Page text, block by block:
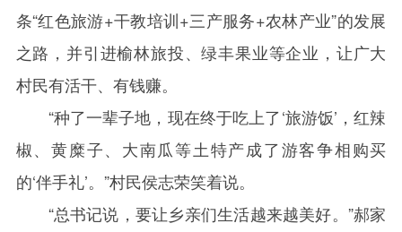
条“红色旅游+干教培训+三产服务+农林产业”的发展
之路，并引进榆林旅投、绿丰果业等企业，让广大
村民有活干、有钱赚。
“种了一辈子地，现在终于吃上了‘旅游饭’，红辣
椒、黄糜子、大南瓜等土特产成了游客争相购买
的‘伴手礼’。”村民侯志荣笑着说。
“总书记说，要让乡亲们生活越来越美好。”郝家